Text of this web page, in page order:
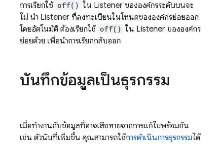
การเรียกใช้ off() ใน Listener ขององค์กรระดับบนจะ
ไม่ นำ Listener ที่ลงทะเบียนในโหนดขององค์กรย่อยออก
โดยอัตโนมัติ ต้องเรียกใช้ off() ใน Listener ขององค์กร
ย่อยด้วย เพื่อนำการเรียกกลับออก
บันทึกข้อมูลเป็นธุรกรรม
เมื่อทำงานกับข้อมูลที่อาจเสียหายจากการแก้ไขพร้อมกัน
เช่น ตัวนับที่เพิ่มขึ้น คุณสามารถใช้การดำเนินการธุรกรรมได้